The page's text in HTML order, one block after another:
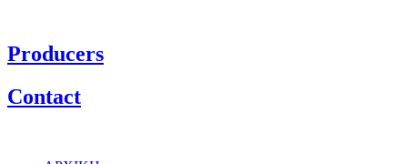
Producers
Contact